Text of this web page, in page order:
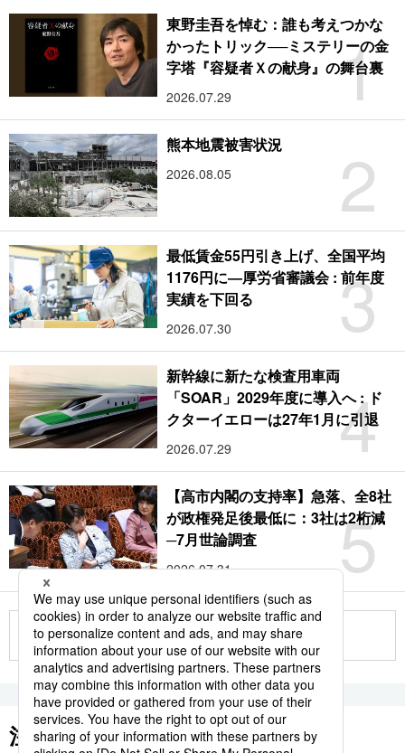
1
東野圭吾を悼む：誰も考えつかな
かったトリック──ミステリーの金
字塔『容疑者Ｘの献身』の舞台裏
2026.07.29
2
熊本地震被害状況
2026.08.05
3
最低賃金55円引き上げ、全国平均
1176円に―厚労省審議会 : 前年度
実績を下回る
2026.07.30
4
新幹線に新たな検査用車両
「SOAR」2029年度に導入へ : ド
クターイエローは27年1月に引退
2026.07.29
5
【高市内閣の支持率】急落、全8社
が政権発足後最低に：3社は2桁減
─7月世論調査
2026.07.31
もっと見る
注目のキーワード